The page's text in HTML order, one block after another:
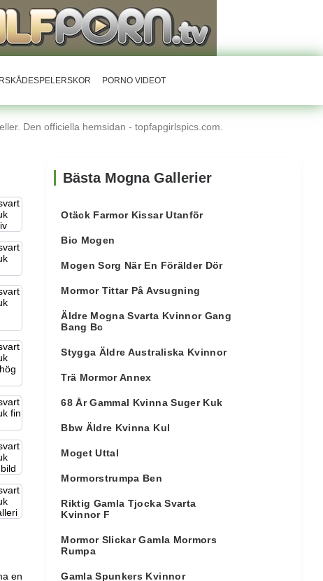
PORNO VIDEOT
Den officiella hemsidan - topfapgirlspics.com.
en
Bästa Mogna Gallerier
Otäck Farmor Kissar Utanför
Bio Mogen
Mogen Sorg När En Förälder Dör
Mormor Tittar På Avsugning
Äldre Mogna Svarta Kvinnor Gang
Bang Bc
Stygga Äldre Australiska Kvinnor
Trä Mormor Annex
68 År Gammal Kvinna Suger Kuk
Bbw Äldre Kvinna Kul
Moget Uttal
Mormorstrumpa Ben
Riktig Gamla Tjocka Svarta
Kvinnor F
Mormor Slickar Gamla Mormors
Rumpa
Gamla Spunkers Kvinnor